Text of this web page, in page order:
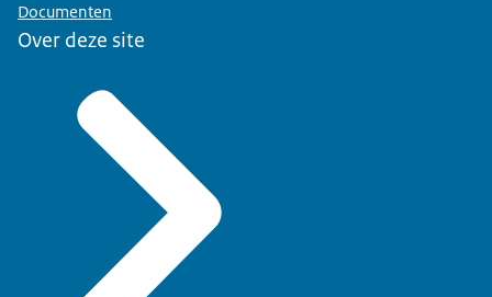
Documenten
Over deze site